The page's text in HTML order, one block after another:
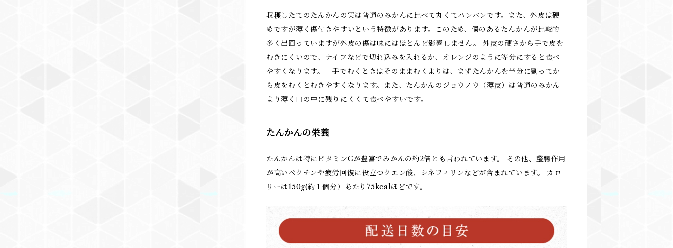
収穫したてのたんかんの実は普通のみかんに比べて丸くてパンパンです。また、外皮は硬
めですが薄く傷付きやすいという特徴があります。このため、傷のあるたんかんが比較的
多く出回っていますが外皮の傷は味にはほとんど影響しません。 外皮の硬さから手で皮を
むきにくいので、ナイフなどで切れ込みを入れるか、オレンジのように等分にすると食べ
やすくなります。 手でむくときはそのままむくよりは、まずたんかんを半分に割ってか
ら皮をむくとむきやすくなります。​また、たんかんのジョウノウ（薄皮）は普通のみかん
より薄く口の中に残りにくくて食べやすいです。
たんかんの栄養
たんかんは特にビタミンCが豊富でみかんの約2倍とも言われています。 その他、整腸作用
が高いペクチンや疲労回復に役立つクエン酸、シネフィリンなどが含まれています。 カロ
リーは150g(約１個分）あたり75kcalほどです。